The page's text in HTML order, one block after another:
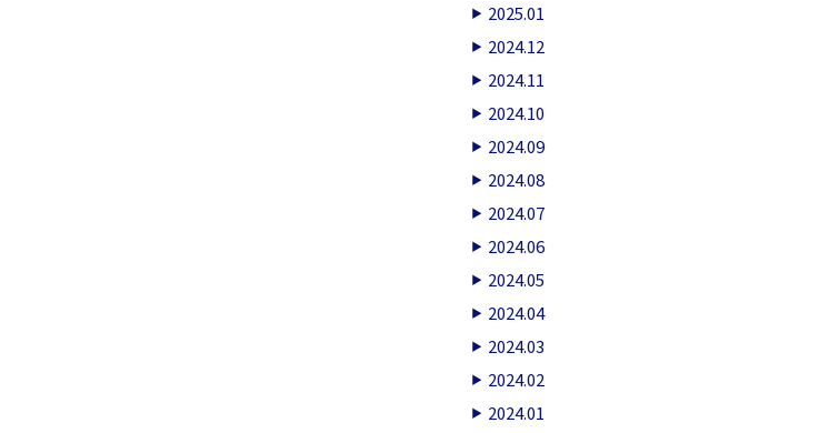
2025.01
2024.12
2024.11
2024.10
2024.09
2024.08
2024.07
2024.06
2024.05
2024.04
2024.03
2024.02
2024.01